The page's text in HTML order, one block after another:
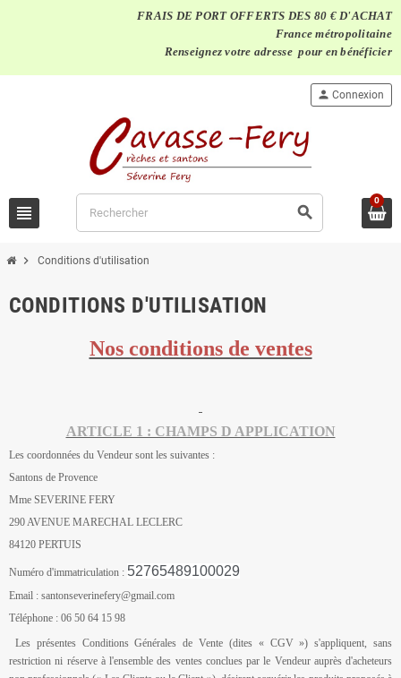
FRAIS DE PORT OFFERTS DES 80 € D'ACHAT
France métropolitaine
Renseignez votre adresse pour en bénéficier
view_headline search
person Connexion
0
chevron_right Conditions d'utilisation
CONDITIONS D'UTILISATION
Nos conditions de ventes
ARTICLE 1 : CHAMPS D APPLICATION
Les coordonnées du Vendeur sont les suivantes :
Santons de Provence
Mme SEVERINE FERY
290 AVENUE MARECHAL LECLERC
84120 PERTUIS
Numéro d'immatriculation : 52765489100029
Email : santonseverinefery@gmail.com
Téléphone : 06 50 64 15 98
Les présentes Conditions Générales de Vente (dites « CGV ») s'appliquent, sans
restriction ni réserve à l'ensemble des ventes conclues par le Vendeur auprès d'acheteurs